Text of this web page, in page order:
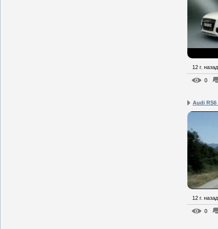
12 г. назад
0
Audi RS6
12 г. назад
0